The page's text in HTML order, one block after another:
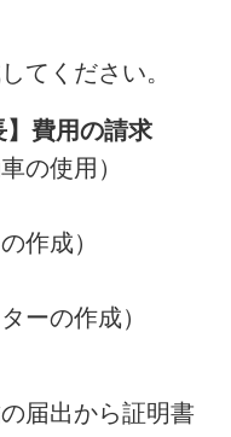
てください。
費用の請求
の使用）
作成）
ーの作成）
届出から証明書